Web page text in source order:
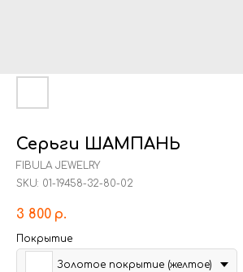
Серьги ШАМПАНЬ
FIBULA JEWELRY
SKU: 01-19458-32-80-02
3 800 р.
Покрытие
Золотое покрытие (желтое)